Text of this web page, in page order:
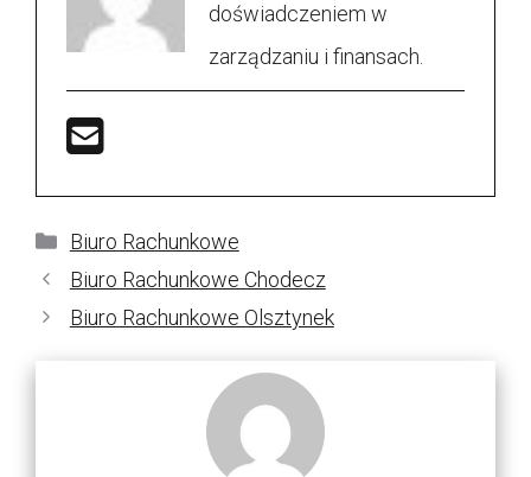
doświadczeniem w
zarządzaniu i finansach.
Kategorie
Biuro Rachunkowe
Biuro Rachunkowe Chodecz
Biuro Rachunkowe Olsztynek